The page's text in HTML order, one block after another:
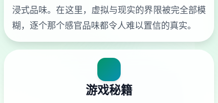
浸式品味。在这里，虚拟与现实的界限被完全部模
糊，逐个那个感官品味都令人难以置信的真实。
游戏秘籍